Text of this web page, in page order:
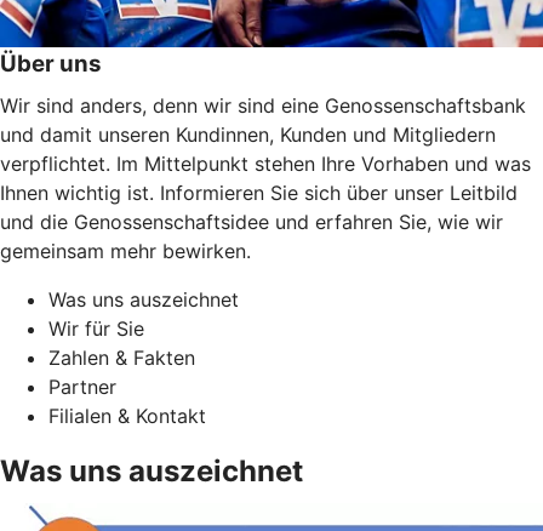
Über uns
Wir sind anders, denn wir sind eine Genossenschaftsbank
und damit unseren Kundinnen, Kunden und Mitgliedern
verpflichtet. Im Mittelpunkt stehen Ihre Vorhaben und was
Ihnen wichtig ist. Informieren Sie sich über unser Leitbild
und die Genossenschaftsidee und erfahren Sie, wie wir
gemeinsam mehr bewirken.
Was uns auszeichnet
Wir für Sie
Zahlen & Fakten
Partner
Filialen & Kontakt
Was uns auszeichnet